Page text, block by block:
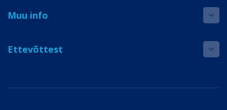
Muu info
Ettevõttest